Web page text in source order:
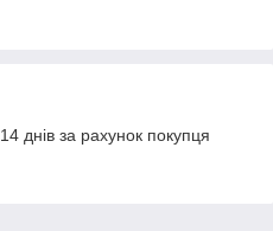
днів за рахунок покупця